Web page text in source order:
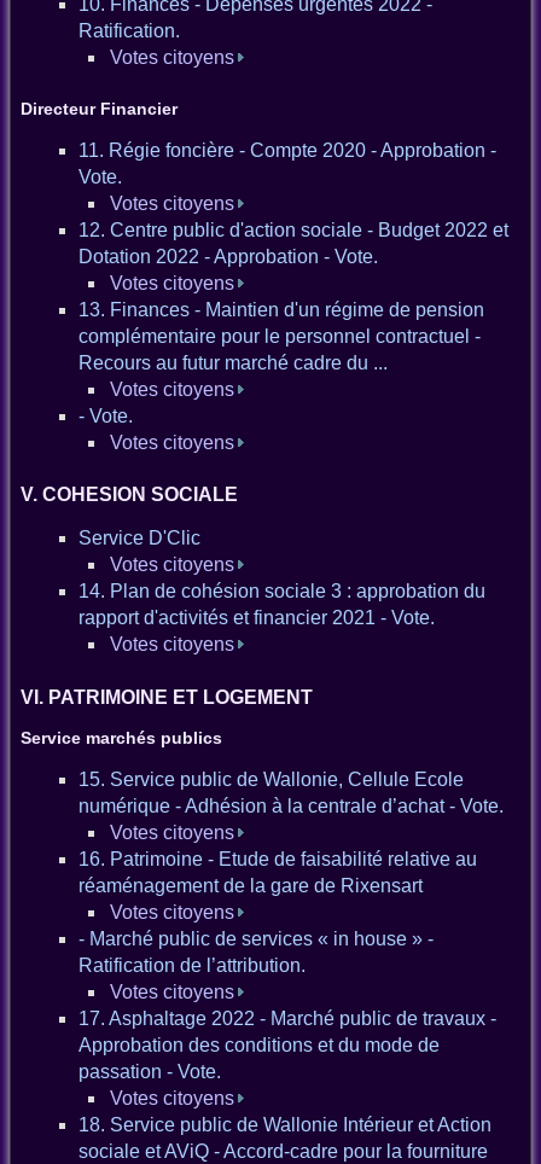
10. Finances - Dépenses urgentes 2022 -
Ratification.
Votes citoyens
Directeur Financier
11. Régie foncière - Compte 2020 - Approbation -
Vote.
Votes citoyens
12. Centre public d'action sociale - Budget 2022 et
Dotation 2022 - Approbation - Vote.
Votes citoyens
13. Finances - Maintien d'un régime de pension
complémentaire pour le personnel contractuel -
Recours au futur marché cadre du ...
Votes citoyens
- Vote.
Votes citoyens
V. COHESION SOCIALE
Service D'Clic
Votes citoyens
14. Plan de cohésion sociale 3 : approbation du
rapport d'activités et financier 2021 - Vote.
Votes citoyens
VI. PATRIMOINE ET LOGEMENT
Service marchés publics
15. Service public de Wallonie, Cellule Ecole
numérique - Adhésion à la centrale d’achat - Vote.
Votes citoyens
16. Patrimoine - Etude de faisabilité relative au
réaménagement de la gare de Rixensart
Votes citoyens
- Marché public de services « in house » -
Ratification de l’attribution.
Votes citoyens
17. Asphaltage 2022 - Marché public de travaux -
Approbation des conditions et du mode de
passation - Vote.
Votes citoyens
18. Service public de Wallonie Intérieur et Action
sociale et AViQ - Accord-cadre pour la fourniture